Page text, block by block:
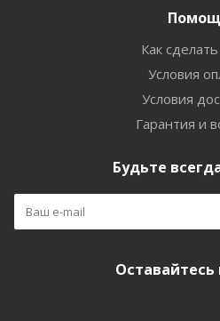
Как
Условия
Условия
Гарантия и
Будьте
Оставайтесь